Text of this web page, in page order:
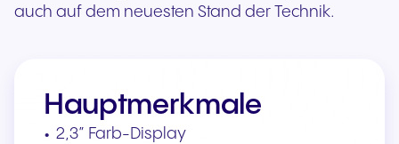
auch auf dem neuesten Stand der Technik.
Hauptmerkmale
2,3” Farb-Display